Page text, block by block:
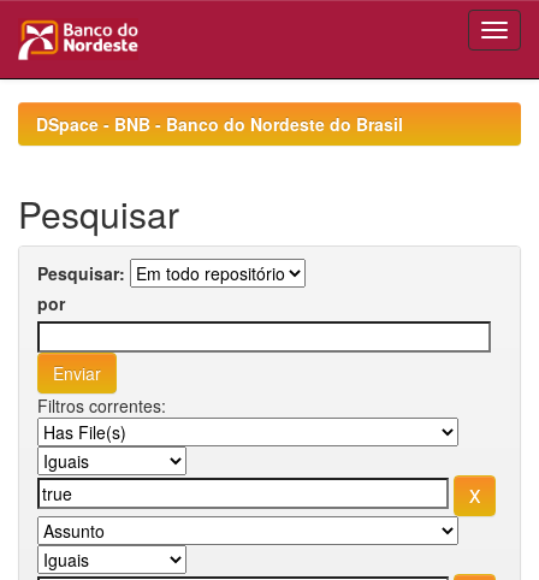
navigationDSpace - BNB - Banco do Nordeste do Brasil
Pesquisar
Pesquisar:
por
Filtros correntes: